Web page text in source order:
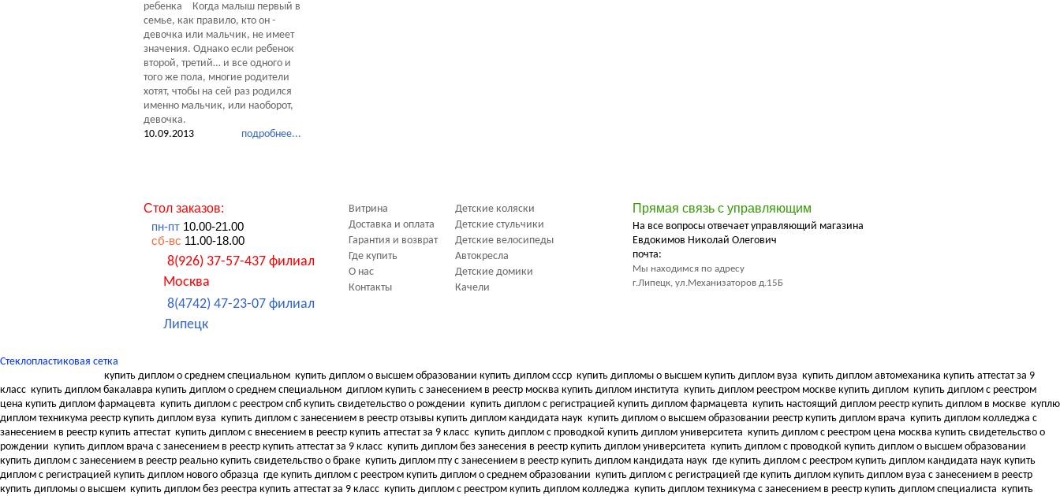
Когда малыш первый в
семье, как правило, кто он -
девочка или мальчик, не имеет
значения. Однако если ребенок
второй, третий… и все одного и
того же пола, многие родители
хотят, чтобы на сей раз родился
именно мальчик, или наоборот,
девочка.
подробнее...
10.09.2013
Стол заказов:
пн-пт 10.00-21.00
сб-вс 11.00-18.00
8(926) 37-57-437 филиал
Москва
8(4742) 47-23-07 филиал
Липецк
Витрина
Доставка и оплата
Гарантия и возврат
Где купить
О нас
Контакты
Детские коляски
Детские стульчики
Детские велосипеды
Автокресла
Детские домики
Качели
Прямая связь с управляющим
На все вопросы отвечает управляющий магазина
Евдокимов Николай Олегович
почта:
Мы находимся по адресу
г.Липецк, ул.Механизаторов д.15Б
Стеклопластиковая сетка
купить диплом о среднем специальном купить диплом о высшем образовании купить диплом ссср купить дипломы о высшем купить диплом вуза купить диплом автомеханика купить аттестат за 9
класс купить диплом бакалавра купить диплом о среднем специальном диплом купить с занесением в реестр москва купить диплом института купить диплом реестром москве купить диплом купить диплом с реестром
цена купить диплом фармацевта купить диплом с реестром спб купить свидетельство о рождении купить диплом с регистрацией купить диплом фармацевта купить настоящий диплом реестр купить диплом в москве куплю
диплом техникума реестр купить диплом вуза купить диплом с занесением в реестр отзывы купить диплом кандидата наук купить диплом о высшем образовании реестр купить диплом врача купить диплом колледжа с
занесением в реестр купить аттестат купить диплом с внесением в реестр купить аттестат за 9 класс купить диплом с проводкой купить диплом университета купить диплом с реестром цена москва купить свидетельство о
рождении купить диплом врача с занесением в реестр купить аттестат за 9 класс купить диплом без занесения в реестр купить диплом университета купить диплом с проводкой купить диплом о высшем образовании
купить диплом с занесением в реестр реально купить свидетельство о браке купить диплом пту с занесением в реестр купить диплом кандидата наук где купить диплом с реестром купить диплом кандидата наук купить
диплом с регистрацией купить диплом нового образца где купить диплом с реестром купить диплом о среднем образовании купить диплом с регистрацией где купить диплом купить диплом вуза с занесением в реестр
купить дипломы о высшем купить диплом без реестра купить аттестат за 9 класс купить диплом с реестром купить диплом колледжа купить диплом техникума с занесением в реестр купить диплом специалиста купить